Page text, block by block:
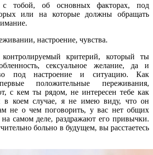
с тобой, об основных факторах, под
или на которые должны обращать
настроение, чувства.
критерий, который ты
сексуальное желание, да и
под настроение и ситуацию. Как
положительные переживания,
с кем ты рядом, не интересен тебе как
в коем случае, я не имею виду, что он
не о чем поговорить, у вас нет общих
на самом деле, раздражают его привычки.
больно в будущем, вы расстаетесь